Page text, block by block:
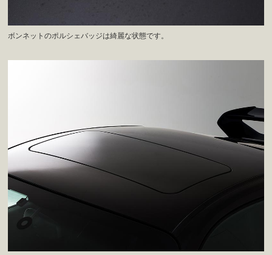
ボンネットのポルシェバッジは綺麗な状態です。